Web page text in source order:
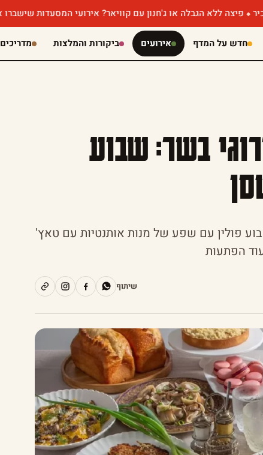
הגבלה או ג'חנון עם קוויאר? אירועי המסעדות שישברו את אוגוסט
חדש על המדף אירועים ביקורות והמלצות מדריכים
בשר: שבוע
פולין עם שפע של מנות אותנטיות עם טאץ'
הפתעות
שיתוף